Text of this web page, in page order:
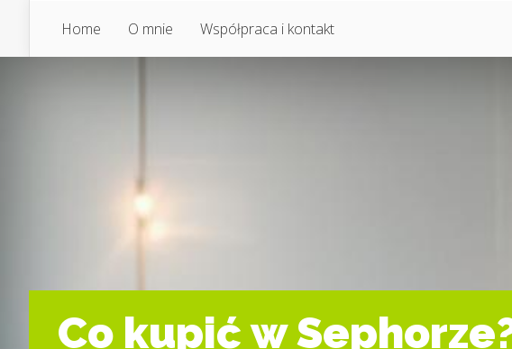
Home O mnie Współpraca i kontakt
Co kupić w